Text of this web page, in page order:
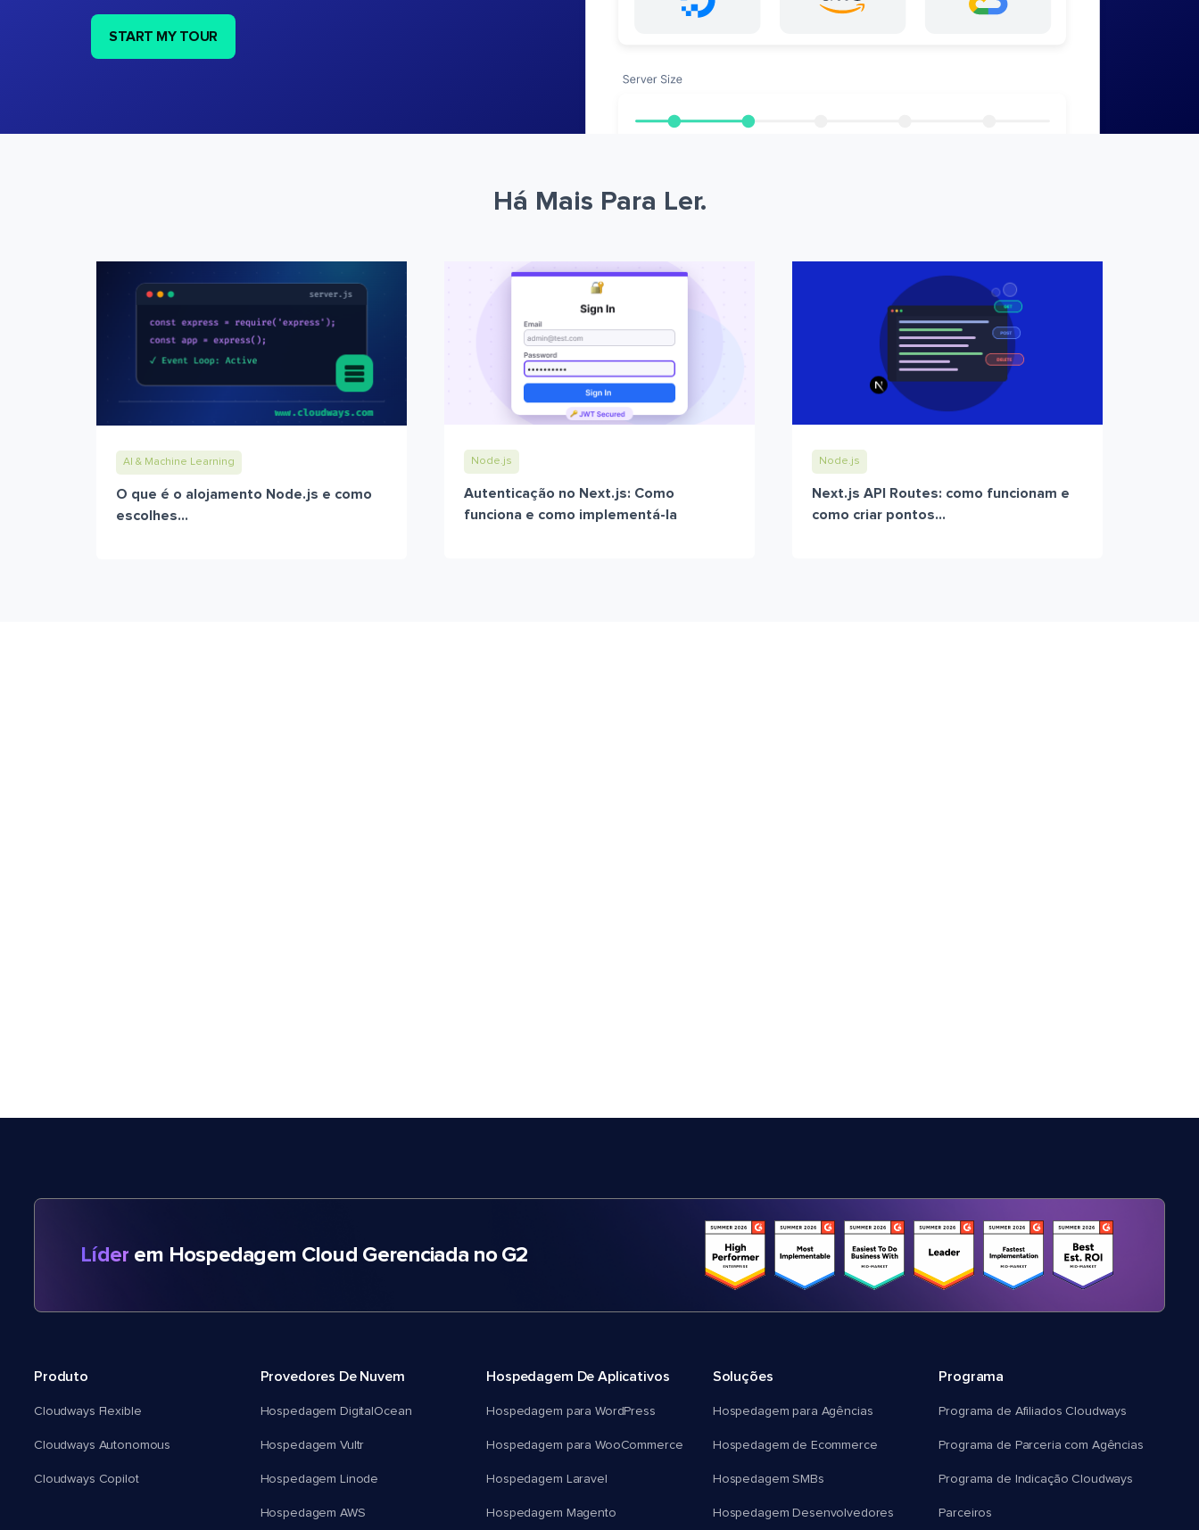
START MY TOUR
Há Mais Para Ler.
AI & Machine Learning
O que é o alojamento Node.js e como
escolhes...
Node.js
Autenticação no Next.js: Como
funciona e como implementá-la
Node.js
Next.js API Routes: como funcionam e
como criar pontos...
Líder em Hospedagem Cloud Gerenciada no G2
Produto
Cloudways Flexible
Cloudways Autonomous
Cloudways Copilot
Provedores De Nuvem
Hospedagem DigitalOcean
Hospedagem Vultr
Hospedagem Linode
Hospedagem AWS
Hospedagem De Aplicativos
Hospedagem para WordPress
Hospedagem para WooCommerce
Hospedagem Laravel
Hospedagem Magento
Soluções
Hospedagem para Agências
Hospedagem de Ecommerce
Hospedagem SMBs
Hospedagem Desenvolvedores
Programa
Programa de Afiliados Cloudways
Programa de Parceria com Agências
Programa de Indicação Cloudways
Parceiros